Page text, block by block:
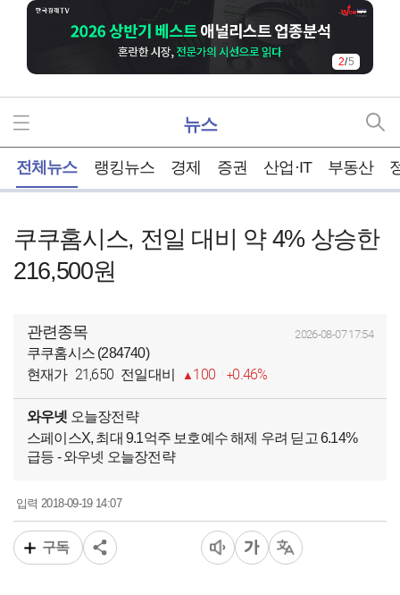
2/5
뉴스
전체뉴스 랭킹뉴스 경제 증권 산업·IT 부동산
쿠쿠홈시스, 전일 대비 약 4% 상승한
216,500원
관련종목 2026-08-07 17:54
쿠쿠홈시스 (284740)
현재가 21,650 전일대비 100 0.46%
와우넷 오늘장전략
스페이스X, 최대 9.1억주 보호예수 해제 우려 딛고 6.14%
급등 - 와우넷 오늘장전략
입력2018-09-19 14:07
구독